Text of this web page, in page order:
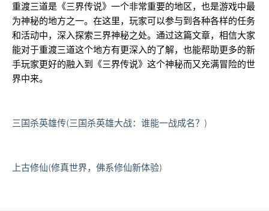
重渡三道是《三界传说》一个非常重要的地区，也是游戏中最
为神秘的地方之一。在这里，玩家可以参与到各种各样的任务
和活动中，深入探索三界神秘之处。通过这篇文章，相信大家
能对于重渡三道这个地方有更深入的了解，也能帮助更多的新
手玩家更好的融入到《三界传说》这个神秘而又充满冒险的世
界中来。
三国杀英雄传(三国杀英雄大战：谁能一战成名？)
上古修仙(修真世界，佛系修仙新体验)